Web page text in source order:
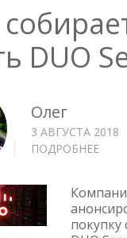
DUO
Олег
3 АВГУСТА 2018
ПОДРОБНЕЕ
DUO
покупку